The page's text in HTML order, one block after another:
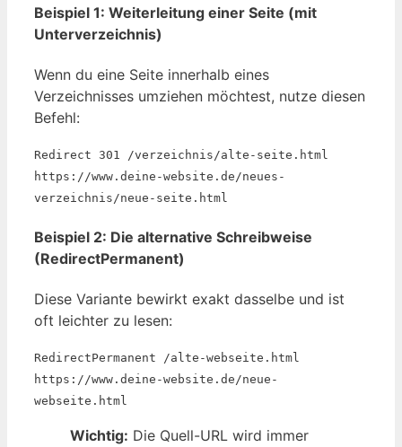
Beispiel 1: Weiterleitung einer Seite (mit
Unterverzeichnis)
Wenn du eine Seite innerhalb eines
Verzeichnisses umziehen möchtest, nutze diesen
Befehl:
Redirect 301 /verzeichnis/alte-seite.html
https://www.deine-website.de/neues-
verzeichnis/neue-seite.html
Beispiel 2: Die alternative Schreibweise
(RedirectPermanent)
Diese Variante bewirkt exakt dasselbe und ist
oft leichter zu lesen:
RedirectPermanent /alte-webseite.html
https://www.deine-website.de/neue-
webseite.html
Wichtig: Die Quell-URL wird immer